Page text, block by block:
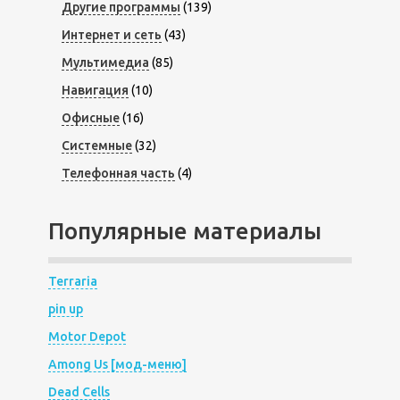
Другие программы (139)
Интернет и сеть (43)
Мультимедиа (85)
Навигация (10)
Офисные(16)
Системные(32)
Телефонная часть (4)
Популярные материалы
Terraria
pin up
Motor Depot
Among Us [мод-меню]
Dead Cells